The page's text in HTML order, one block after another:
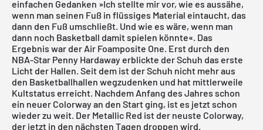
einfachen Gedanken »Ich stellte mir vor, wie es aussähe,
wenn man seinen Fuß in flüssiges Material eintaucht, das
dann den Fuß umschließt. Und wie es wäre, wenn man
dann noch Basketball damit spielen könnte«. Das
Ergebnis war der Air Foamposite One. Erst durch den
NBA-Star Penny Hardaway erblickte der Schuh das erste
Licht der Hallen. Seit dem ist der Schuh nicht mehr aus
den Basketballhallen wegzudenken und hat mittlerweile
Kultstatus erreicht. Nachdem Anfang des Jahres schon
ein neuer Colorway an den Start ging, ist es jetzt schon
wieder zu weit. Der Metallic Red ist der neuste Colorway,
der jetzt in den nächsten Tagen droppen wird.